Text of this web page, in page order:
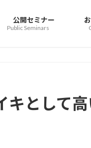
公開セミナー
Public Seminars
キとして